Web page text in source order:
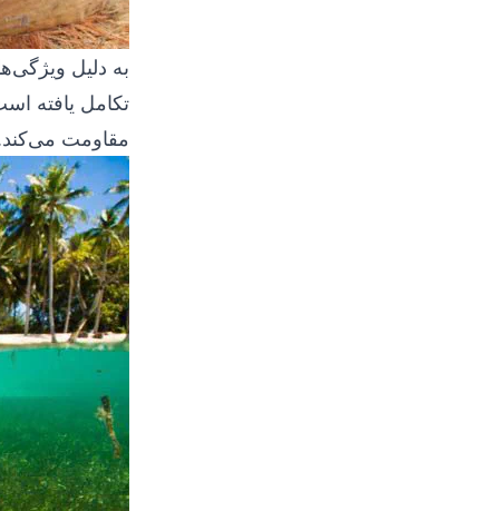
به دلیل
تکامل یافته
مقاومت